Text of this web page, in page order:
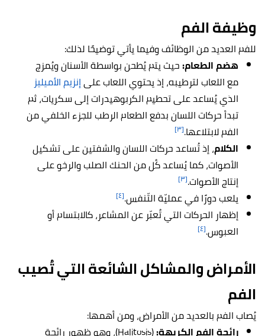
وظيفة الفم
للفم العديد من الوظائف وفيما يأتي توضيحًا لذلك:
هضم الطعام:حيث يتم يُطحن بواسطة الأسنان ويُمزج
مع اللعاب لترطيبه، إذ يحتوي اللعاب علىإنزيم الأميليز
الذي يُساعد على تحطيم الكربوهيدرات إلى سكريات، ثم
تبدأ حركات اللسان بدفع الطعام الرطب للجزء الخلفي من
الفم لابتلاعها.[٣]
الكلام، إذ تُساعد حركات اللسان والشفتين على تشكيل
الأصوات، كما يُساعد كُل من الحنك الصلب والرخو على
إنتاج الأصوات.[٣]
يلعب دورًا في عمليّة التّنفس.[٤]
إظهار الحركات التي تُعبّر عن المشاعر، كالابتسام أو
العبوس.[٤]
الأمراض والمشاكل الشائعة التي تُصيب
الفم
يُصاب الفم بالعديد من الأمراض، ومن أهمها:
رائحة الفم الكريهة:
(Halitosis)، وهو ظهور رائحة